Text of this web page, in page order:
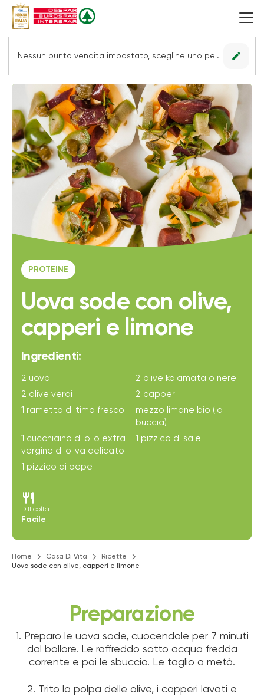
Nessun punto vendita impostato, scegline uno per vedere le offerte. edit
PROTEINE
Uova sode con olive,
capperi e limone
Ingredienti:
2 uova
2 olive kalamata o nere
2 olive verdi
2 capperi
1 rametto di timo fresco
mezzo limone bio (la
buccia)
1 cucchiaino di olio extra
vergine di oliva delicato
1 pizzico di sale
1 pizzico di pepe
restaurant
Difficoltà
Facile
Home Casa Di Vita
Ricette
Uova sode con olive, capperi e limone
Preparazione
1. Preparo le uova sode, cuocendole per 7 minuti
dal bollore. Le raffreddo sotto acqua fredda
corrente e poi le sbuccio. Le taglio a metà.
2. Trito la polpa delle olive, i capperi lavati e